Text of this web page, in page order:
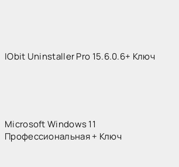
IObit Uninstaller Pro 15.6.0.6+ Ключ
Microsoft Windows 11
Профессиональная + Ключ